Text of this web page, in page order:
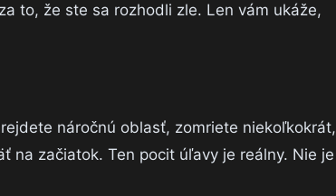
to, že ste sa rozhodli zle. Len vám ukáže,
náročnú oblasť, zomriete niekoľkokrát,
na začiatok. Ten pocit úľavy je reálny. Nie je